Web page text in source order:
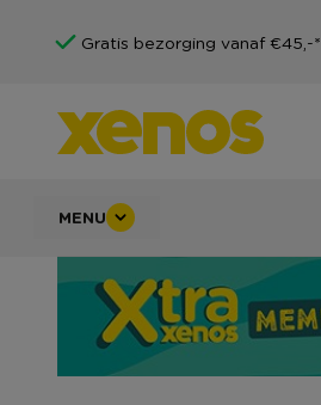
Gratis bezorging vanaf €45,-*
MENU